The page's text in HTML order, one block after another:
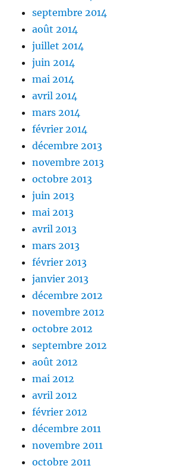
septembre 2014
août 2014
juillet 2014
juin 2014
mai 2014
avril 2014
mars 2014
février 2014
décembre 2013
novembre 2013
octobre 2013
juin 2013
mai 2013
avril 2013
mars 2013
février 2013
janvier 2013
décembre 2012
novembre 2012
octobre 2012
septembre 2012
août 2012
mai 2012
avril 2012
février 2012
décembre 2011
novembre 2011
octobre 2011